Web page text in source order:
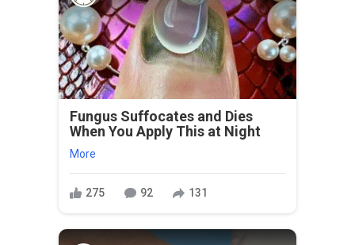
Fungus Suffocates and Dies
When You Apply This at Night
More
275 92 131